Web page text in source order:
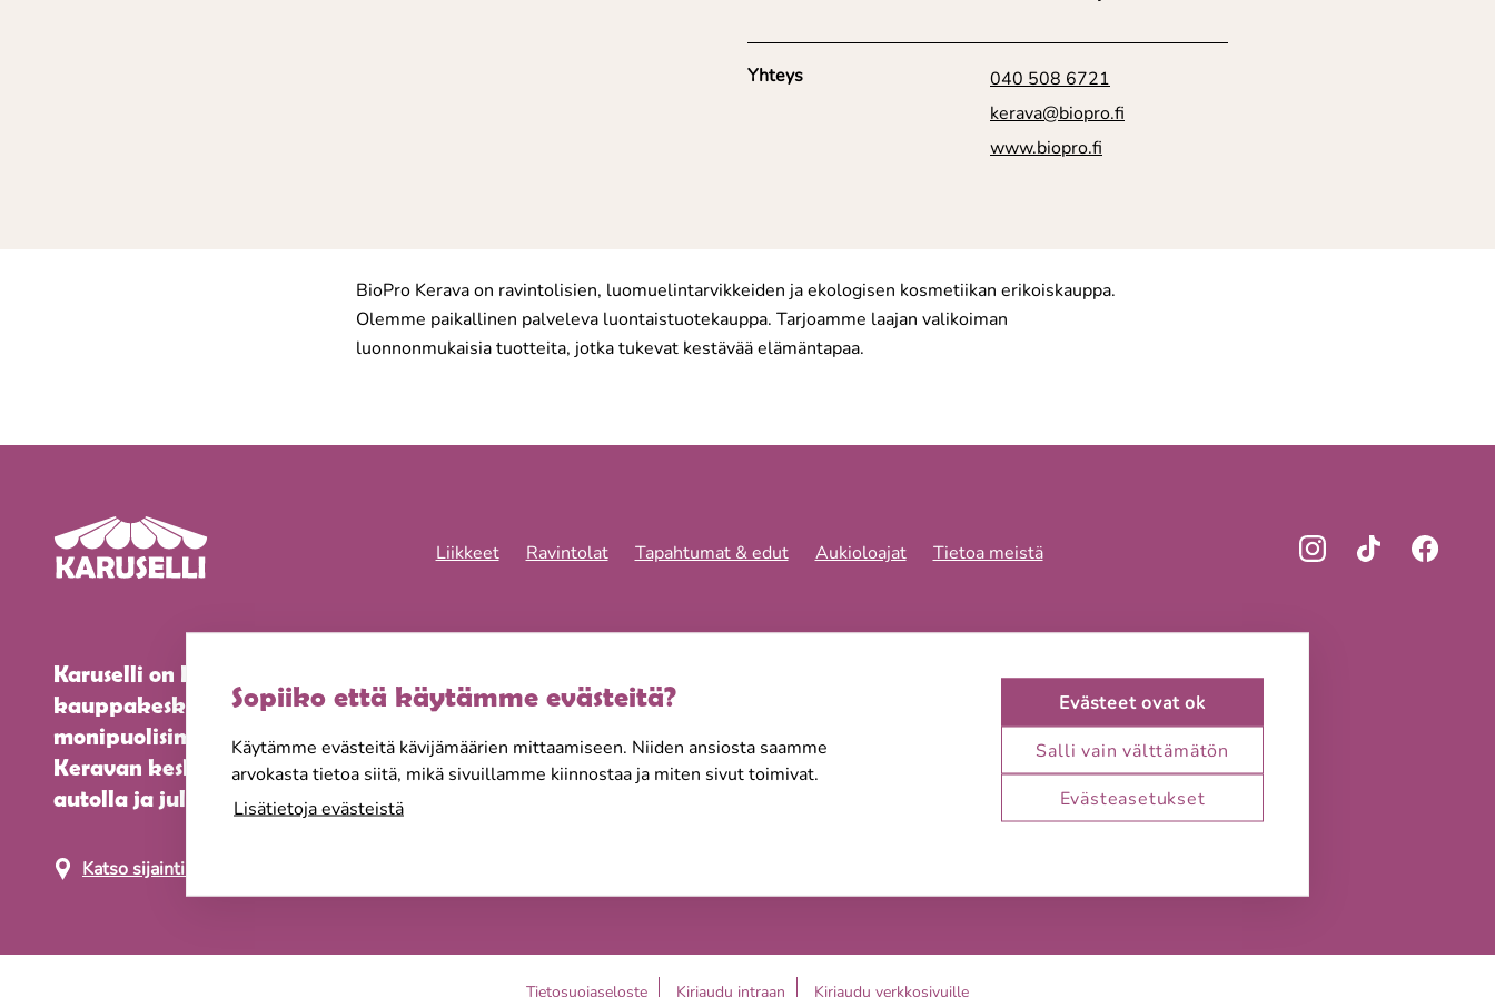
Sopiiko että käytämme evästeitä?
Käytämme evästeitä kävijämäärien mittaamiseen. Niiden ansiosta saamme
arvokasta tietoa siitä, mikä sivuillamme kiinnostaa ja miten sivut toimivat.
Lisätietoja evästeistä
Evästeet ovat ok
Salli vain välttämätön
Evästeasetukset
Yhteys
040 508 6721
kerava@biopro.fi
www.biopro.fi
BioPro Kerava on ravintolisien, luomuelintarvikkeiden ja ekologisen kosmetiikan erikoiskauppa.
Olemme paikallinen palveleva luontaistuotekauppa. Tarjoamme laajan valikoiman
luonnonmukaisia tuotteita, jotka tukevat kestävää elämäntapaa.
Liikkeet Ravintolat Tapahtumat & edut Aukioloajat Tietoa meistä
Karuselli on Keravan suosituin täyden palvelun
kauppakeskus. Löydät meiltä myös kaupungin
monipuolisimman ravintolatarjonnan. Palvelemme sinua
Keravan keskustassa ja meille pääset kätevästi kävellen,
autolla ja julkisilla.
Katso sijainti kartalla
Tietosuojaseloste Kirjaudu intraan Kirjaudu verkkosivuille